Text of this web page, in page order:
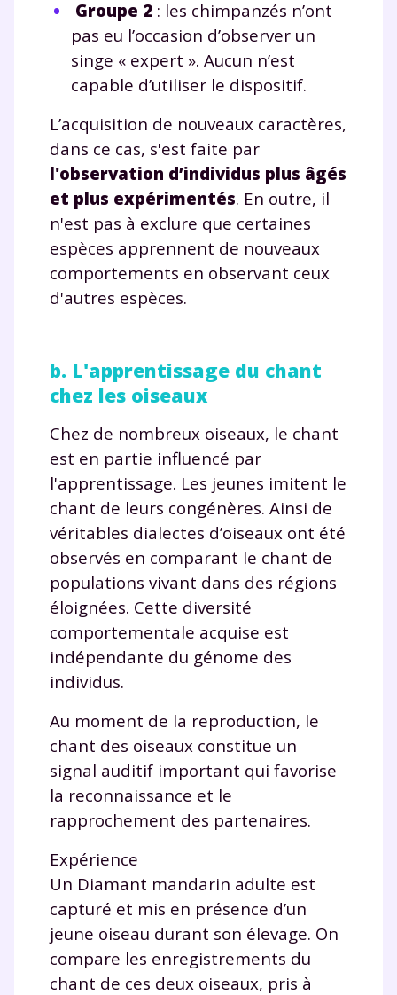
Groupe 2 : les chimpanzés n’ont
pas eu l’occasion d’observer un
singe « expert ». Aucun n’est
capable d’utiliser le dispositif.
L’acquisition de nouveaux caractères,
dans ce cas, s'est faite par
l'observation d’individus plus âgés
et plus expérimentés. En outre, il
n'est pas à exclure que certaines
espèces apprennent de nouveaux
comportements en observant ceux
d'autres espèces.
b. L'apprentissage du chant
chez les oiseaux
Chez de nombreux oiseaux, le chant
est en partie influencé par
l'apprentissage. Les jeunes imitent le
chant de leurs congénères. Ainsi de
véritables dialectes d’oiseaux ont été
observés en comparant le chant de
populations vivant dans des régions
éloignées. Cette diversité
comportementale acquise est
indépendante du génome des
individus.
Au moment de la reproduction, le
chant des oiseaux constitue un
signal auditif important qui favorise
la reconnaissance et le
rapprochement des partenaires.
Expérience
Un Diamant mandarin adulte est
capturé et mis en présence d’un
jeune oiseau durant son élevage. On
compare les enregistrements du
chant de ces deux oiseaux, pris à